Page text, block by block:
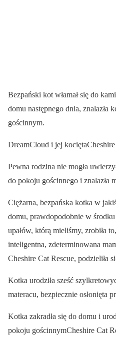
Bezpański kot włamał się do
domu następnego dnia, znalazła
gościnnym.
DreamCloud i jej kociętaCheshire
Pewna rodzina nie mogła
do pokoju gościnnego i znalazła
Ciężarna, bezpańska kotka w
domu, prawdopodobnie w
upałów, którą mieliśmy, zrobiła
inteligentna, zdeterminowana
Cheshire Cat Rescue, podzieliła
Kotka urodziła sześć
materacu, bezpiecznie osłonięta
Kotka zakradła się do domu i
pokoju gościnnymCheshire Cat